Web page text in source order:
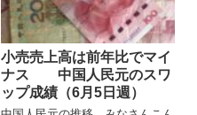
小売売上高は前年比でマイ
ナス 中国人民元のスワ
ップ成績（6月5日週）